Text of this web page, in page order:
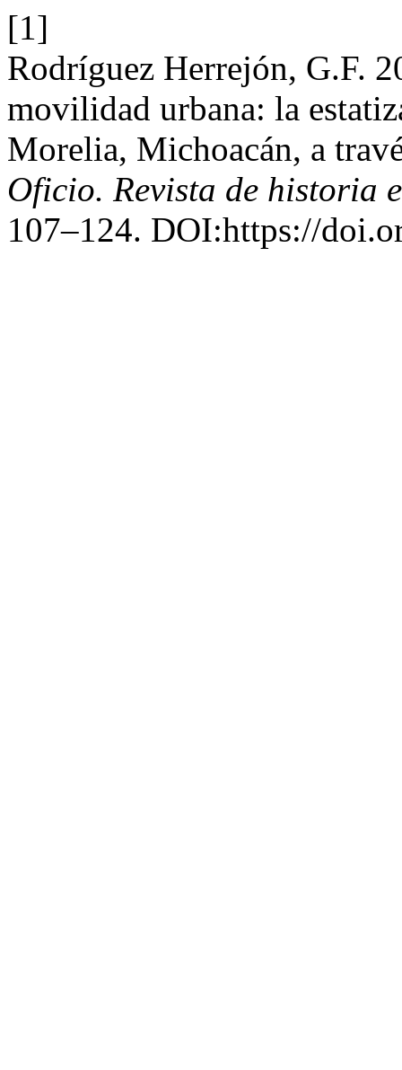
[1]
Rodríguez Herrejón, G.F.
movilidad urbana: la
Morelia, Michoacán, a
Oficio. Revista de historia
107–124. DOI:https://